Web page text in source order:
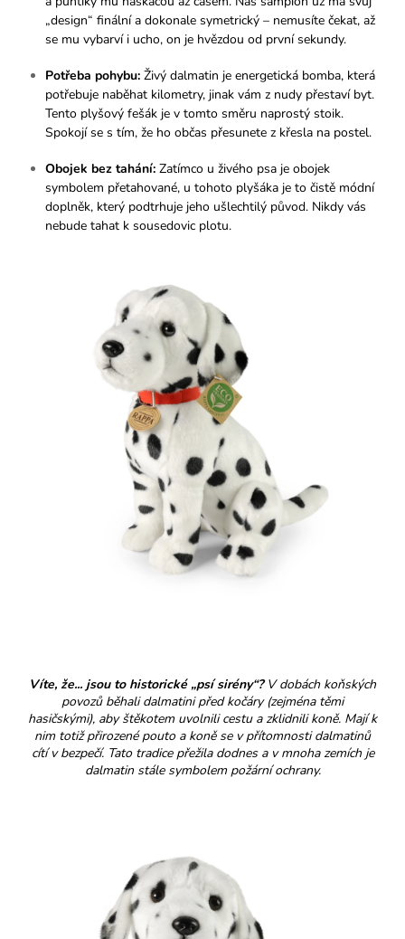
„design“ finální a dokonale symetrický – nemusíte čekat, až
se mu vybarví i ucho, on je hvězdou od první sekundy.
Potřeba pohybu: Živý dalmatin je energetická bomba, která
potřebuje naběhat kilometry, jinak vám z nudy přestaví byt.
Tento plyšový fešák je v tomto směru naprostý stoik.
Spokojí se s tím, že ho občas přesunete z křesla na postel.
Obojek bez tahání: Zatímco u živého psa je obojek
symbolem přetahované, u tohoto plyšáka je to čistě módní
doplněk, který podtrhuje jeho ušlechtilý původ. Nikdy vás
nebude tahat k sousedovic plotu.
Víte, že... jsou to historické „psí sirény“?V dobách koňských
povozů běhali dalmatini před kočáry (zejména těmi
hasičskými), aby štěkotem uvolnili cestu a zklidnili koně. Mají k
nim totiž přirozené pouto a koně se v přítomnosti dalmatinů
cítí v bezpečí. Tato tradice přežila dodnes a v mnoha zemích je
dalmatin stále symbolem požární ochrany.